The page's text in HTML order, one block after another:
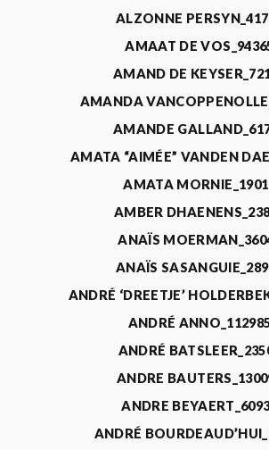
ALZONNE
AMAAT DE
AMAND DE
AMANDA
AMANDE
AMATA “AIMÉE” VANDEN
AMATA
AMBER
ANAÏS
ANAÏS
ANDRÉ ‘DREETJE’
ANDRÉ
ANDRÉ
ANDRE
ANDRE
ANDRÉ